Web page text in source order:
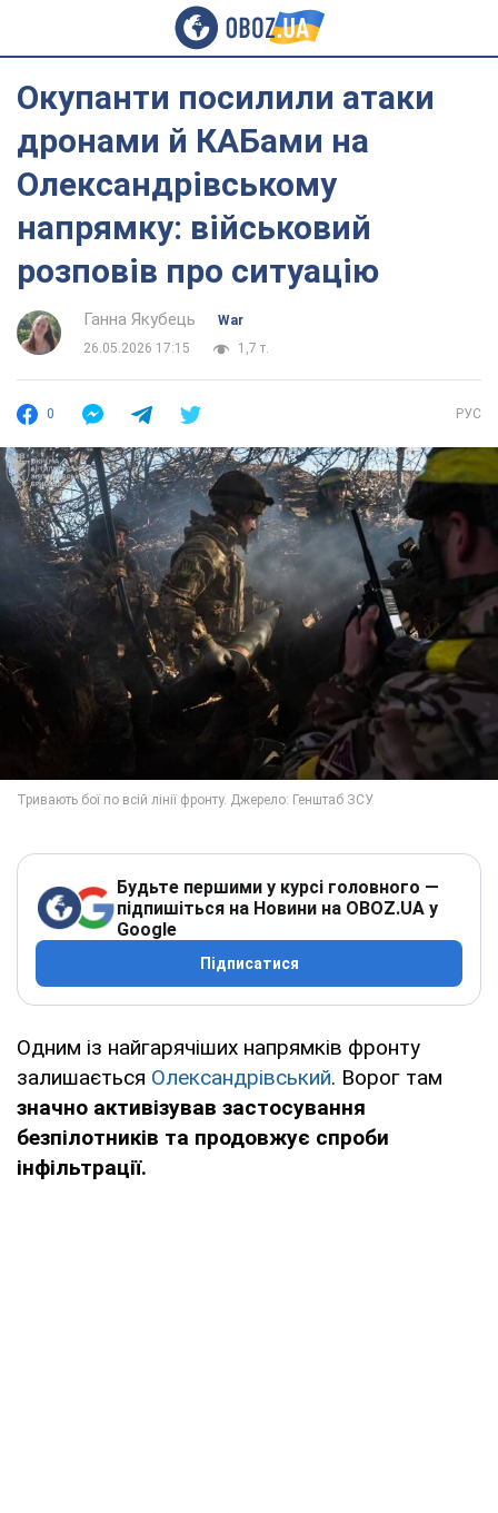
Окупанти посилили атаки
дронами й КАБами на
Олександрівському
напрямку: військовий
розповів про ситуацію
Ганна Якубець
War
26.05.2026 17:15
1,7 т.
0 РУС
Будьте першими у курсі головного —
підпишіться на Новини на OBOZ.UA у
Google
Підписатися
Одним із найгарячіших напрямків фронту
залишається Олександрівський. Ворог там
значно активізував застосування
безпілотників та продовжує спроби
інфільтрації.